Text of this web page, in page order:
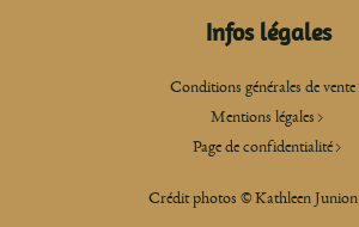
Infos légales
Conditions générales de vente
Mentions légales
Page de confidentialité
Crédit photos © Kathleen Junion